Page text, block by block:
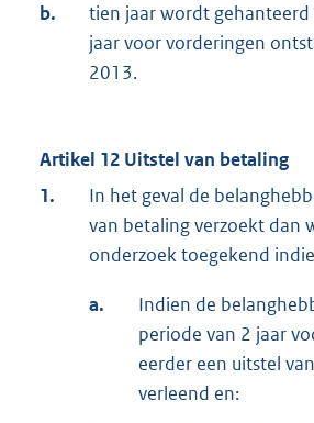
b.
tien jaar wordt gehanteerd
jaar voor vorderingen
2013.
Artikel 12 Uitstel van betaling
1.
In het geval de
van betaling verzoekt dan
onderzoek toegekend
a.
Indien de
periode van 2 jaar
eerder een uitstel
verleend en: